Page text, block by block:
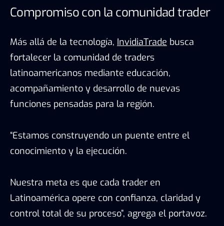
Compromiso con la comunidad trader
Más allá de la tecnología, InvidiaTrade busca
fortalecer la comunidad de traders
latinoamericanos mediante educación,
acompañamiento y desarrollo de nuevas
funciones pensadas para la región.
“Estamos construyendo un puente entre el
conocimiento y la ejecución.
Nuestra meta es que cada trader en
Latinoamérica opere con confianza, claridad y
control total de su proceso”, agrega el portavoz.